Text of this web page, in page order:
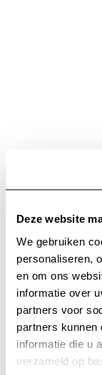
Deze website
We gebruiken
personaliseren,
en om ons
informatie over
partners voor
partners kunnen
informatie die u
verzameld op